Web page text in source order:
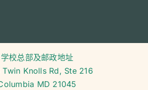
学校总部及邮政地址
Twin Knolls Rd, Ste 216
MD 21045